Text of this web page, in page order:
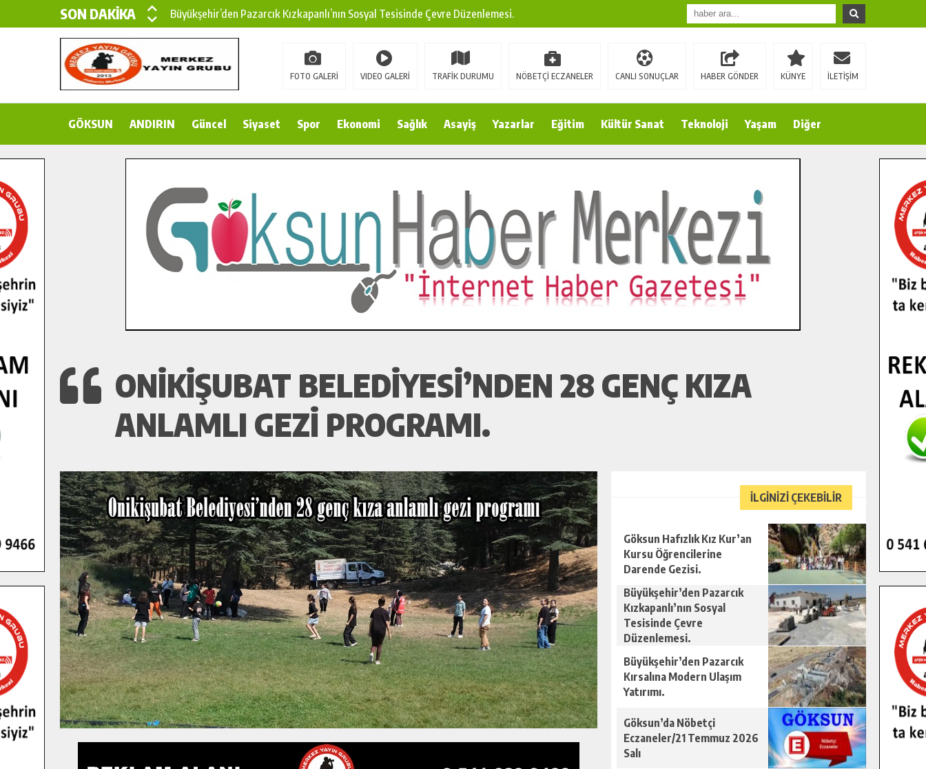
SON DAKİKA
Büyükşehir’den Pazarcık Kızkapanlı’nın Sosyal Tesisinde Çevre Düzenlemesi.
Büyükşehir’den Pazarcık Kırsalına Modern Ulaşım Yatırımı.
Çin’den KSÜ’ye Uluslararası Başarı: Edinilen Bilgi Türk Tarımına Katkı Sağlayacak.
Gençler Pusula Maraş Kampında Yeni Medya ve Fotoğrafçılığı Keşfetti.
İlçe Jandarma Komutanı Karakaya’dan Başkan Cüce’ye Veda Ziyareti.
Bertiz’in Yeni Köprüsünde Sona Doğru.
FOTO GALERİ VIDEO GALERİ TRAFİK DURUMU NÖBETÇİ ECZANELER CANLI SONUÇLAR HABER GÖNDER KÜNYE İLETİŞİM
GÖKSUN ANDIRIN Güncel Siyaset Spor Ekonomi Sağlık Asayiş Yazarlar Eğitim Kültür Sanat Teknoloji Yaşam Diğer
ONIKIŞUBAT BELEDIYESI’NDEN 28 GENÇ KIZA
ANLAMLI GEZI PROGRAMI.
İLGİNİZİ ÇEKEBİLİR
Göksun Hafızlık Kız Kur’an
Kursu Öğrencilerine
Darende Gezisi.
Büyükşehir’den Pazarcık
Kızkapanlı’nın Sosyal
Tesisinde Çevre
Düzenlemesi.
Büyükşehir’den Pazarcık
Kırsalına Modern Ulaşım
Yatırımı.
Göksun’da Nöbetçi
Eczaneler/21 Temmuz 2026
Salı